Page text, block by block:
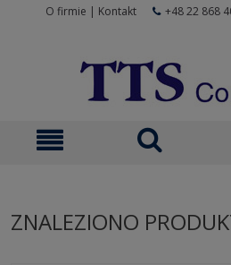
O firmie | Kontakt +48 22 868
ZNALEZIONO